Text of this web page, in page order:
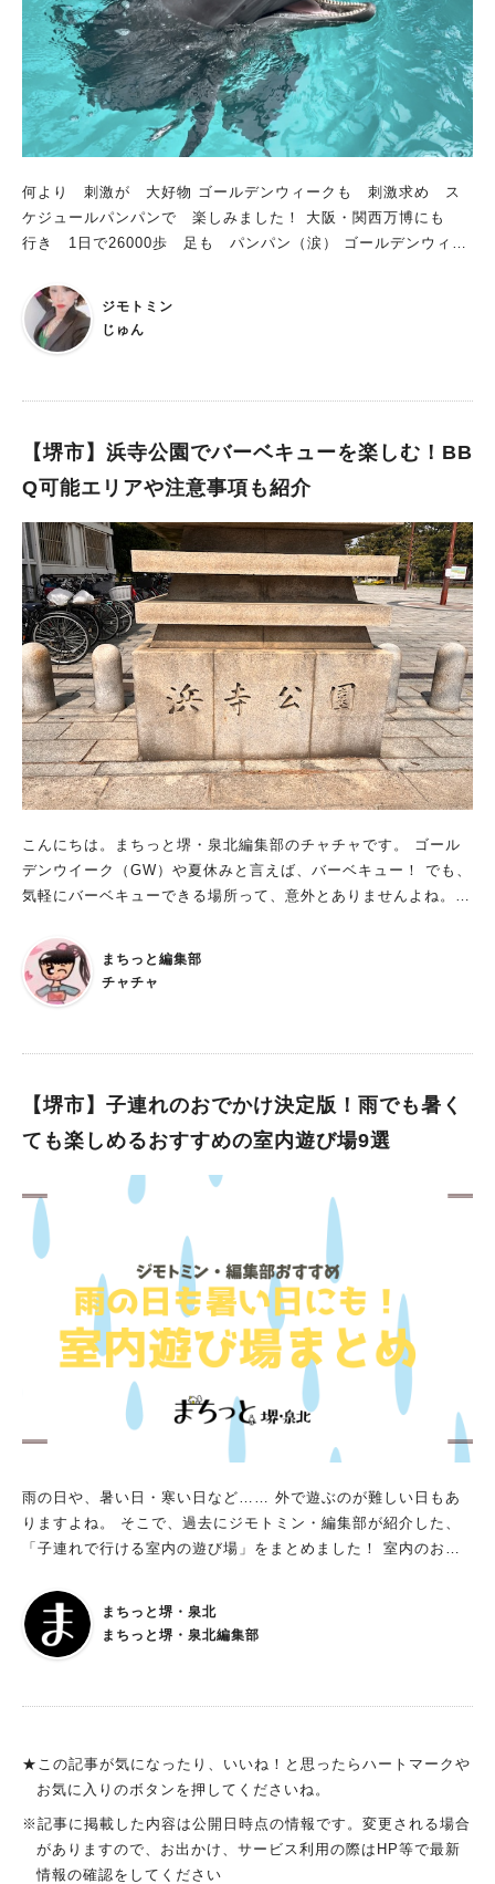
何より 刺激が 大好物 ゴールデンウィークも 刺激求め ス
ケジュールパンパンで 楽しみました！ 大阪・関西万博にも
行き 1日で26000歩 足も パンパン（涙） ゴールデンウィー
こんな私も 満足できる 刺激＆癒しの施設 2025年3月25日
ジモトミン
じゅん
【堺市】浜寺公園でバーベキューを楽しむ！BB
Q可能エリアや注意事項も紹介
こんにちは。まちっと堺・泉北編集部のチャチャです。 ゴール
デンウイーク（GW）や夏休みと言えば、バーベキュー！ でも、
気軽にバーベキューできる場所って、意外とありませんよね。
浜寺公園をご紹介します！ 浜寺公園のバーベキューエリア 浜寺
公園でバーベキューを楽しめるエリアは、上の画像のオレンジ色
で囲われた部分です。 かなり広域で楽しむことができますよ
や、遊戯場周辺でのBBQはやめましょう。 浜寺公園内には、水
ュー場で、ここまで設備が整っているのはありがたすぎます。
浜寺公園でのバーベキューを楽しむ 先日、家族で浜寺公園での
バーベキューを楽しんできました。 我が家では、第2駐車場や第
3駐車場に車を止めて、その近くでバーベキューをするのが恒
例。 数時間ゆっくりしたらすぐに帰るので、良心的な駐車料金
がうれしいです。 浜寺公園の豊かな緑の中でバーベキュー…と
っても気持ちがよくて最高です！ なお、直火禁止なので、バー
ベキューコンロを用意してくださいね。 ルールを守って楽しも
たり前のことじゃありません…。 ゴミを持ち帰ったり火の取扱
いに注意したり、最低限のマナーを心がけたいですね。 これか
らも浜寺公園でのバーベキューを楽しめるように、公園のルール
まちっと編集部
チャチャ
【堺市】子連れのおでかけ決定版！雨でも暑く
ても楽しめるおすすめの室内遊び場9選
雨の日や、暑い日・寒い日など…… 外で遊ぶのが難しい日もあ
りますよね。 そこで、過去にジモトミン・編集部が紹介した、
「子連れで行ける室内の遊び場」をまとめました！ 室内のおで
まちっと堺・泉北
まちっと堺・泉北編集部
★この記事が気になったり、いいね！と思ったらハートマークや
お気に入りのボタンを押してくださいね。
※記事に掲載した内容は公開日時点の情報です。変更される場合
がありますので、お出かけ、サービス利用の際はHP等で最新
情報の確認をしてください